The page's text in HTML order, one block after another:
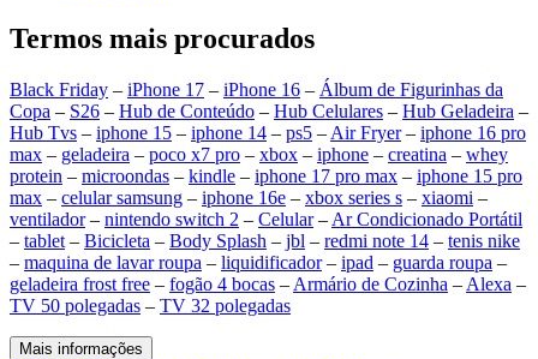
Termos mais procurados
Black Friday – iPhone 17 – iPhone 16 – Álbum de Figurinhas da
Copa – S26 – Hub de Conteúdo – Hub Celulares – Hub Geladeira –
Hub Tvs – iphone 15 – iphone 14 – ps5 – Air Fryer– iphone 16 pro
max – geladeira – poco x7 pro – xbox – iphone – creatina – whey
protein – microondas – kindle – iphone 17 pro max – iphone 15 pro
max – celular samsung – iphone 16e – xbox series s – xiaomi –
ventilador– nintendo switch 2 – Celular– Ar Condicionado Portátil
– tablet – Bicicleta – Body Splash – jbl – redmi note 14 – tenis nike
– maquina de lavar roupa – liquidificador– ipad – guarda roupa –
geladeira frost free – fogão 4 bocas – Armário de Cozinha – Alexa –
TV 50 polegadas – TV 32 polegadas
Mais informações